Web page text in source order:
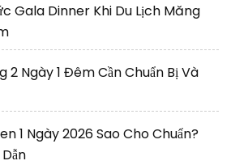
Gala Dinner Khi Du Lịch Măng
2 Ngày 1 Đêm Cần Chuẩn Bị Và
1 Ngày 2026 Sao Cho Chuẩn?